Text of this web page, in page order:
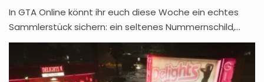
In GTA Online könnt ihr euch diese Woche ein echtes
Sammlerstück sichern: ein seltenes Nummernschild,…